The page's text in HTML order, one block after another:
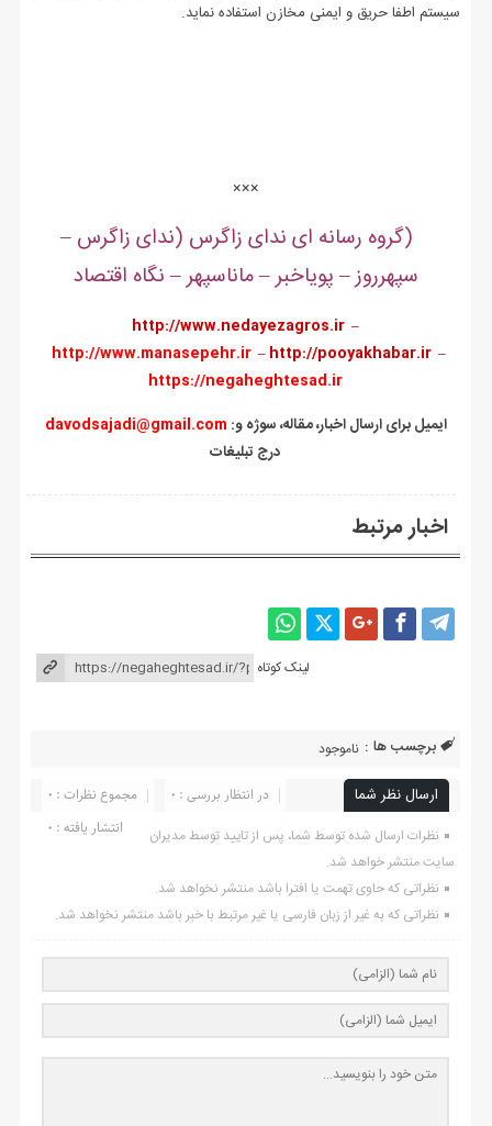
سیستم اطفا حریق و ایمنی مخازن استفاده نماید.
×××
(گروه رسانه ای ندای زاگرس (ندای زاگرس –
سپهرروز – پویاخبر – ماناسپهر – نگاه اقتصاد
http://www.nedayezagros.ir –
http://www.manasepehr.ir –http://pooyakhabar.ir –
https://negaheghtesad.ir
davodsajadi@gmail.com :ایمیل برای ارسال اخبار، مقاله، سوژه و
درج تبلیغات
اخبار مرتبط
لینک کوتاه
برچسب ها : ناموجود
ارسال نظر شما مجموع نظرات : 0
در انتظار بررسی : 0
انتشار یافته : ۰
نظرات ارسال شده توسط شما، پس از تایید توسط مدیران
سایت منتشر خواهد شد.
نظراتی که حاوی تهمت یا افترا باشد منتشر نخواهد شد.
نظراتی که به غیر از زبان فارسی یا غیر مرتبط با خبر باشد منتشر نخواهد شد.